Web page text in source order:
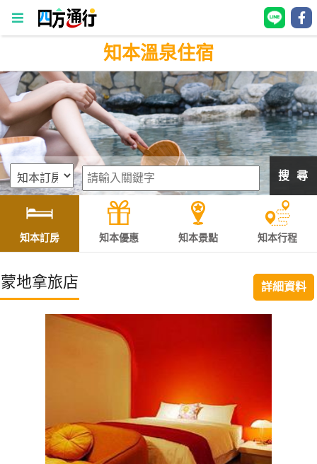
四
方
通
行
訂
房
灣
訂
房
直接跟飯店訂房HOT
知本溫泉住宿
搜 尋
知本訂房 知本優惠 知本景點 知本行程
蒙地拿旅店 詳細資料